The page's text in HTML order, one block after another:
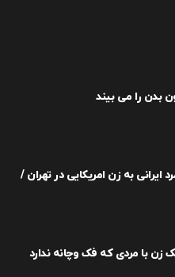
بدن را می بیند
ایرانی به زن امریکایی در تهران /
زن با مردی که فک وچانه ندارد